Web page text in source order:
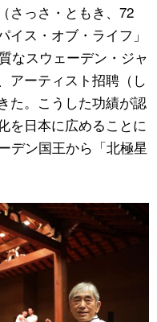
さっさ・ともき、72
ス・オブ・ライフ」
なスウェーデン・ジャ
アーティスト招聘（し
た。こうした功績が認
を日本に広めることに
デン国王から「北極星